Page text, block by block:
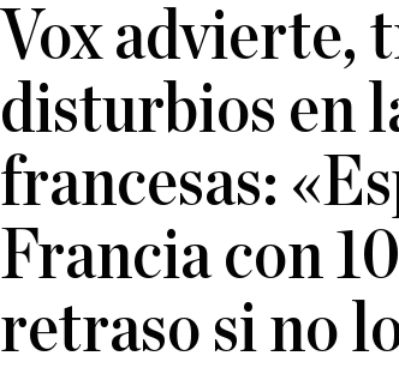
Vox advierte,
disturbios en
francesas:
Francia con
retraso si no